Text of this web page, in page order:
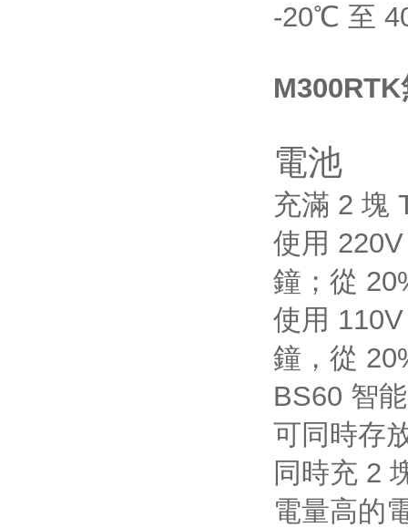
-20℃ 至
電池
充滿 2 塊
使用
鐘；從
使用
鐘，從
BS60 智
可同時存
同時充 2
電量高的